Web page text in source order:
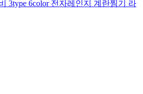
3type 6color 전자레인지 계란찜기 라